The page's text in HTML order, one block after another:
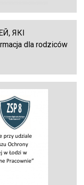
ЯКІ
dla rodziców